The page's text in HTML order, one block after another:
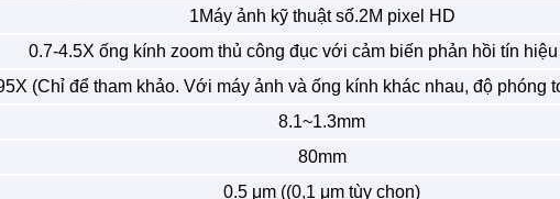
1Máy ảnh kỹ thuật số.2M pixel HD
0.7-4.5X ống kính zoom thủ công đục với cảm biến phản hồi tín
(Chỉ để tham khảo. Với máy ảnh và ống kính khác nhau, độ phóng
8.1~1.3mm
80mm
0.5 μm ((0,1 μm tùy chọn)